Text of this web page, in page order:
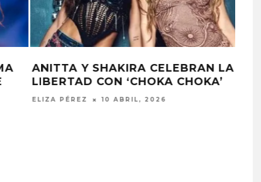
SHAKIRA Y BEÉLE PUBLICAN EL
SINGLE ‘ALGO TÚ’
ELIZA PÉREZ 5 MARZO, 2026